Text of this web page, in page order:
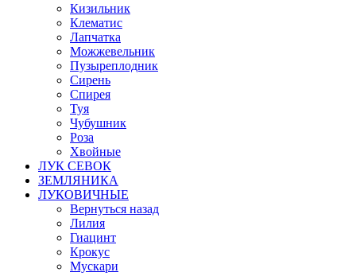
Кизильник
Клематис
Лапчатка
Можжевельник
Пузыреплодник
Сирень
Спирея
Туя
Чубушник
Роза
Хвойные
ЛУК СЕВОК
ЗЕМЛЯНИКА
ЛУКОВИЧНЫЕ
Вернуться назад
Лилия
Гиацинт
Крокус
Мускари